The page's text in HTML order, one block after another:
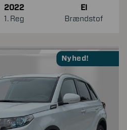
2022
1. Reg
El
Brændstof
Nyhed!